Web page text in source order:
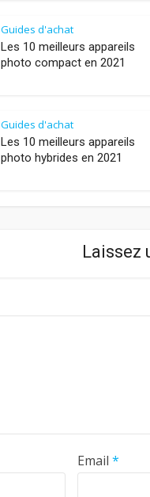
Guides d'achat
Les 10 meilleurs appareils
photo compact en 2021
Guides d'achat
Les 10 meilleurs appareils
photo hybrides en 2021
Laissez
Email *